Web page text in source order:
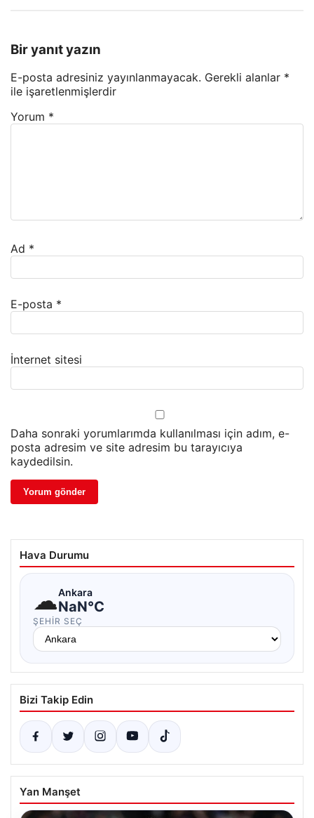
Bir yanıt yazın
E-posta adresiniz yayınlanmayacak. Gerekli alanlar *
ile işaretlenmişlerdir
Yorum *
Ad *
E-posta *
İnternet sitesi
Daha sonraki yorumlarımda kullanılması için adım, e-
posta adresim ve site adresim bu tarayıcıya
kaydedilsin.
Hava Durumu
☁Ankara
NaN°C
ŞEHIR SEÇ
Bizi Takip Edin
Yan Manşet